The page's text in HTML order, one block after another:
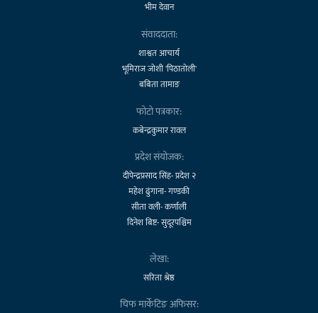
भीम देवान
संवाददाता:
शाश्वत आचार्य
भूमिराज जोशी 'पिठातोली'
बबिता तामाङ
फोटो पत्रकार:
कबेन्द्रकुमार रावल
प्रदेश संयोजक:
दीपेन्द्रप्रसाद सिंह- प्रदेश २
महेश ढुंगाना- गण्डकी
सीता वली- कर्णाली
दिनेश बिष्ट- सुदूरपश्चिम
लेखा:
सरिता श्रेष्ठ
चिफ मार्केटिङ अफिसर: